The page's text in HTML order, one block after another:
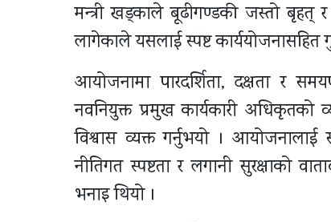
मन्त्री खड्काले बूढीगण्डकी जस्तो बृहत् र
लागेकाले यसलाई स्पष्ट कार्ययोजनासहित
आयोजनामा पारदर्शिता, दक्षता र
नवनियुक्त प्रमुख कार्यकारी
विश्वास व्यक्त गर्नुभयो । आयोजनालाई
नीतिगत स्पष्टता र लगानी सुरक्षाको
भनाइ थियो ।